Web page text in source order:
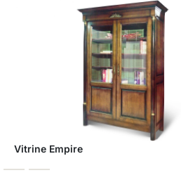
Vitrine Empire